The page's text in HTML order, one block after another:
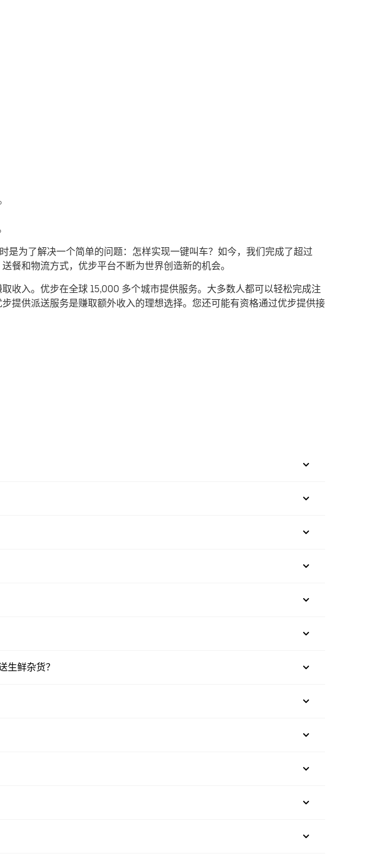
为了解决一个简单的问题：怎样实现一键叫车？如今，我们完成了超过
餐和物流方式，优步平台不断为世界创造新的机会。
收入。优步在全球 15,000 多个城市提供服务。大多数人都可以轻松完成注
提供派送服务是赚取额外收入的理想选择。您还可能有资格通过优步提供接
生鲜杂货？